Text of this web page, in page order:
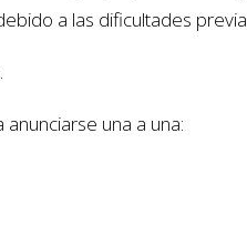
a las dificultades
una a una: